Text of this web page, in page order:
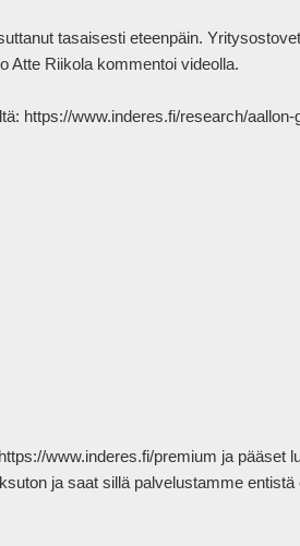
Atte Riikola kommentoi videolla.
https://www.inderes.fi/research/
www.inderes.fi/premium ja pääset
ja saat sillä palvelustamme entistä